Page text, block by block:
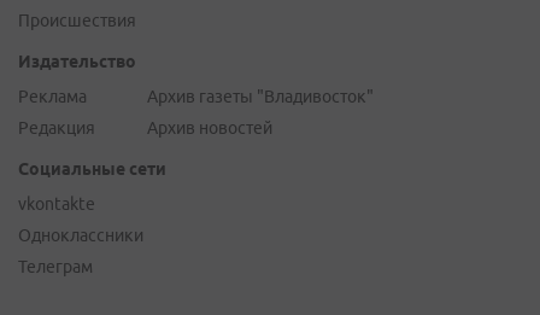
Происшествия
Издательство
Реклама
Редакция
Архив газеты "Владивосток"
Архив новостей
Социальные сети
vkontakte
Одноклассники
Телеграм